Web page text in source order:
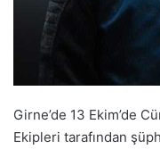
Girne’de 13 Ekim’de
Ekipleri tarafından